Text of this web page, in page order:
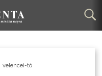
velencei-tó